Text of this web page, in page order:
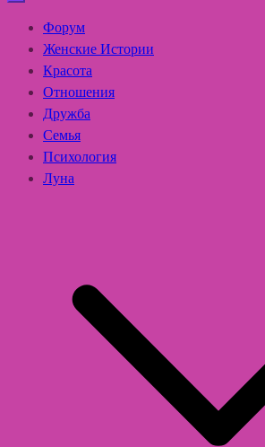
Форум
Женские Истории
Красота
Отношения
Дружба
Семья
Психология
Луна